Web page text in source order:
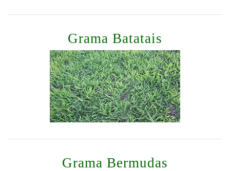
Grama Batatais
Grama Bermudas